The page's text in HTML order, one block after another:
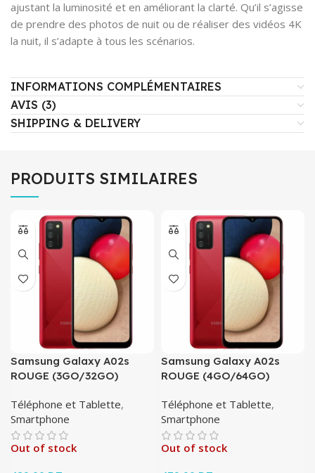
ajustant la luminosité et en améliorant la clarté. Qu’il s’agisse
de prendre des photos de nuit ou de réaliser des vidéos 4K
la nuit, il s’adapte à tous les scénarios.
INFORMATIONS COMPLÉMENTAIRES
AVIS (3)
SHIPPING & DELIVERY
PRODUITS SIMILAIRES
Samsung Galaxy A02s
ROUGE (3GO/32GO)
Téléphone et Tablette,
Smartphone
Out of stock
Samsung Galaxy A02s
ROUGE (4GO/64GO)
Téléphone et Tablette,
Smartphone
Out of stock